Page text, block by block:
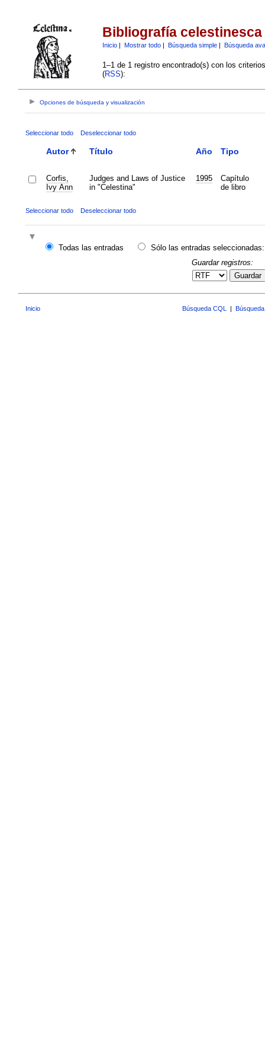
Bibliografía celestinesca
Inicio| Mostrar todo| Búsqueda simple| Búsqueda
1–1 de 1 registro encontrado(s) con los
(RSS):
Opciones de búsqueda y visualización
Seleccionar todo Deseleccionar todo
Autor Título Año Tipo
Corfis,
Ivy Ann
Judges and Laws of Justice
in "Celestina"
1995
Capítulo
de libro
Seleccionar todo Deseleccionar todo
Todas las entradas
Sólo las entradas seleccionadas:
Guardar registros:
Guardar
Inicio Búsqueda CQL